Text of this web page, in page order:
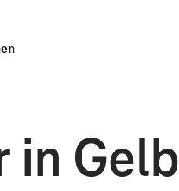
in Gelb